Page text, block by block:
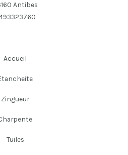
Antibes
Accueil
Zingueur
Tuiles